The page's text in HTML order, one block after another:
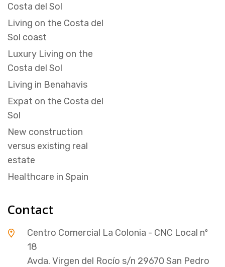
Costa del Sol
Living on the Costa del
Sol coast
Luxury Living on the
Costa del Sol
Living in Benahavis
Expat on the Costa del
Sol
New construction
versus existing real
estate
Healthcare in Spain
Contact
Centro Comercial La Colonia - CNC Local nº
18
Avda. Virgen del Rocío s/n 29670 San Pedro